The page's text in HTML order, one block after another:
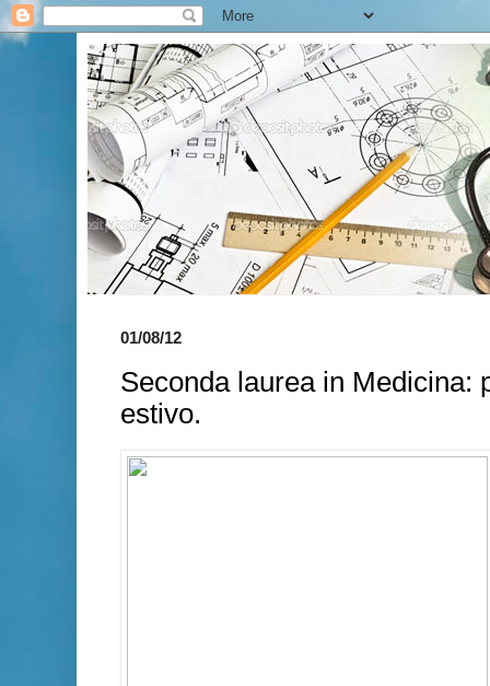
01/08/12
Seconda laurea in Medicina:
estivo.